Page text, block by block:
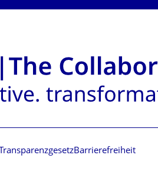
TransparenzgesetzBarrierefreiheit